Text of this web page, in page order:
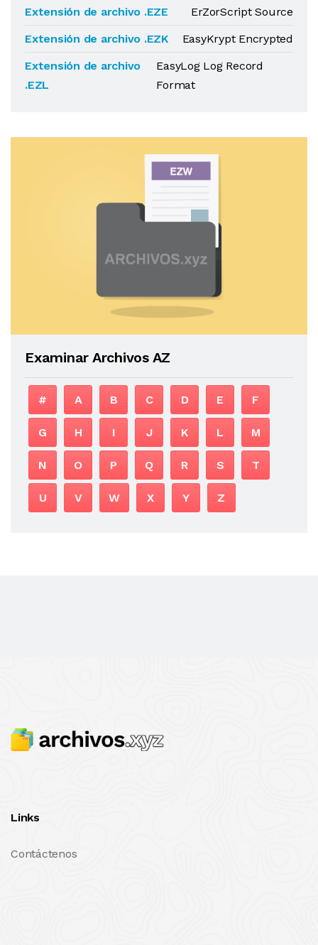
Extensión de archivo .EZE
ErZorScript Source
Extensión de archivo .EZK
EasyKrypt Encrypted
Extensión de archivo
.EZL
EasyLog Log Record
Format
Examinar Archivos AZ
# A B C D E F
G H I J K L M
N O P Q R S T
U V W X Y Z
Links
Contáctenos